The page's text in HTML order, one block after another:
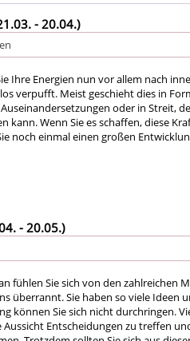
- 20.04.)
Ihre Energien nun vor allem nach
verpufft. Meist geschieht dies in
oder in Streit,
kann. Wenn Sie es schaffen, diese
noch einmal einen großen
- 20.05.)
fühlen Sie sich von den zahlreichen
überrannt. Sie haben so viele Ideen
können Sie sich nicht durchringen.
Aussicht Entscheidungen zu treffen